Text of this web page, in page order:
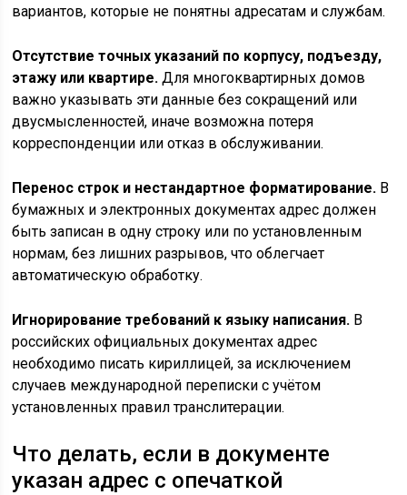
вариантов, которые не понятны адресатам и службам.
Отсутствие точных указаний по корпусу, подъезду,
этажу или квартире. Для многоквартирных домов
важно указывать эти данные без сокращений или
двусмысленностей, иначе возможна потеря
корреспонденции или отказ в обслуживании.
Перенос строк и нестандартное форматирование. В
бумажных и электронных документах адрес должен
быть записан в одну строку или по установленным
нормам, без лишних разрывов, что облегчает
автоматическую обработку.
Игнорирование требований к языку написания. В
российских официальных документах адрес
необходимо писать кириллицей, за исключением
случаев международной переписки с учётом
установленных правил транслитерации.
Что делать, если в документе
указан адрес с опечаткой